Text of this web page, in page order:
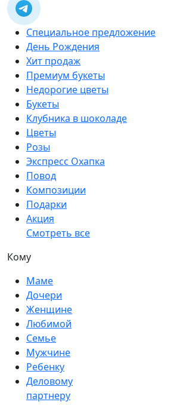
Специальное предложение
День Рождения
Хит продаж
Премиум букеты
Недорогие цветы
Букеты
Клубника в шоколаде
Цветы
Розы
Экспресс Охапка
Повод
Композиции
Подарки
Акция
Смотреть все
Кому
Маме
Дочери
Женщине
Любимой
Семье
Мужчине
Ребенку
Деловому
партнеру